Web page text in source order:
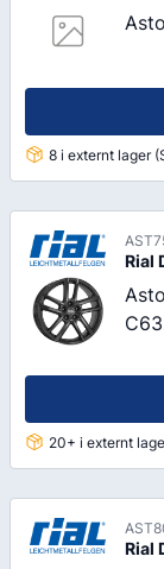
8 i externt lager
Rial
20+ i externt
Rial